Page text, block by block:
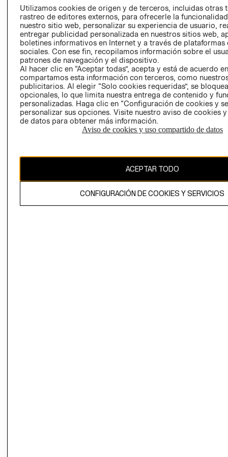
PRENSA
RELACIÓN CON
INVERSIONISTAS
POLÍTICA
EMPRESARIAL
- RETIRO EN
TIENDA
TÉRMINOS Y
CONDICIONES
AVISO DE
PRIVACIDAD
GIFT CARD
AVISO DE
COOKIES
CAMBIAR REGIÓN
Utilizamos cookies de origen y de terceros, incluidas otras
rastreo de editores externos, para ofrecerle la
nuestro sitio web, personalizar su experiencia de usuario,
entregar publicidad personalizada en nuestros sitios web,
boletines informativos en Internet y a través de plataformas
sociales. Con ese fin, recopilamos información sobre el
patrones de navegación y el dispositivo.
Al hacer clic en “Aceptar todas”, acepta y está de acuerdo
compartamos esta información con terceros, como
publicitarios. Al elegir “Solo cookies requeridas”, se
opcionales, lo que limita nuestra entrega de contenido y
personalizadas. Haga clic en “Configuración de cookies y
personalizar sus opciones. Visite nuestro aviso de cookies
de datos para obtener más información.
Aviso de cookies y uso compartido de datos
ACEPTAR TODO
CONFIGURACIÓN DE COOKIES Y SERVICIOS